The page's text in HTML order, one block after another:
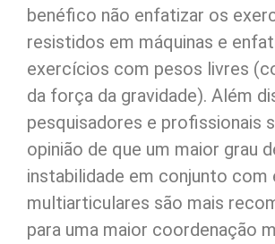
benéfico não enfatizar os
resistidos em máquinas e
exercícios com pesos livres
da força da gravidade). Além
pesquisadores e profissionais
opinião de que um maior grau
instabilidade em conjunto com
multiarticulares são mais
para uma maior coordenação